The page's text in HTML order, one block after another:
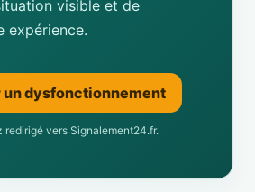
visible et de
expérience.
un dysfonctionnement
redirigé vers Signalement24.fr.